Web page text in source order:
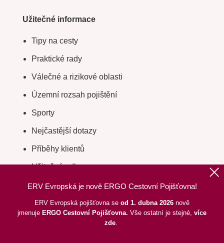
ERV Evropská je nově ERGO Cestovní Pojišťovna!
ERV Evropská pojišťovna se od 1. dubna 2026 nově
jmenuje ERGO Cestovní Pojišťovna. Vše ostatní je stejné, více
zde.
Užitečné informace
Tipy na cesty
Praktické rady
Válečné a rizikové oblasti
Územní rozsah pojištění
Sporty
Nejčastější dotazy
Příběhy klientů
Užitečné odkazy
Slovníček pojmů
Cílové trhy
Digitální kartička cestovního pojištění